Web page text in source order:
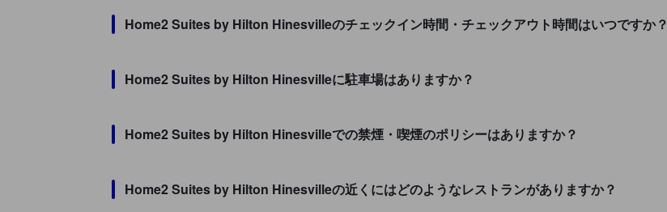
Home2 Suites by Hilton Hinesvilleのチェックイン時間・チェックアウト時間はいつですか？
Home2 Suites by Hilton Hinesvilleに駐車場はありますか？
Home2 Suites by Hilton Hinesvilleでの禁煙・喫煙のポリシーはありますか？
Home2 Suites by Hilton Hinesvilleの近くにはどのようなレストランがありますか？